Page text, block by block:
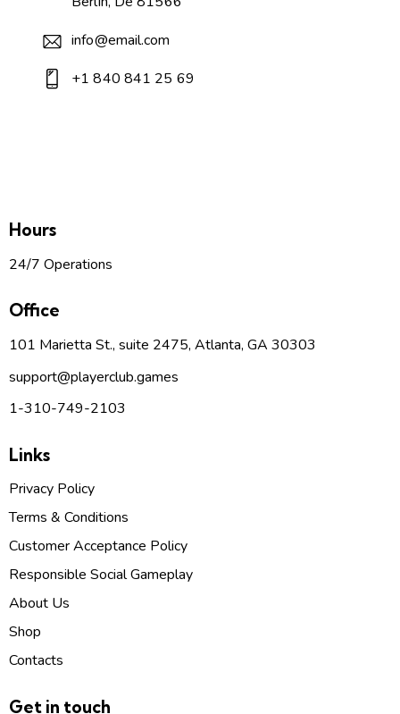
info@email.com
+1 840 841 25 69
Hours
24/7 Operations
Office
101 Marietta St., suite 2475, Atlanta, GA 30303
support@playerclub.games
1-310-749-2103
Links
Privacy Policy
Terms & Conditions
Customer Acceptance Policy
Responsible Social Gameplay
About Us
Shop
Contacts
Get in touch